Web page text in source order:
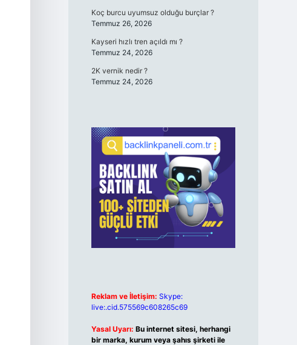
Koç burcu uyumsuz olduğu burçlar ?
Temmuz 26, 2026
Kayseri hızlı tren açıldı mı ?
Temmuz 24, 2026
2K vernik nedir ?
Temmuz 24, 2026
Reklam ve İletişim: Skype:
live:.cid.575569c608265c69
Yasal Uyarı: Bu internet sitesi, herhangi
bir marka, kurum veya şahıs şirketi ile